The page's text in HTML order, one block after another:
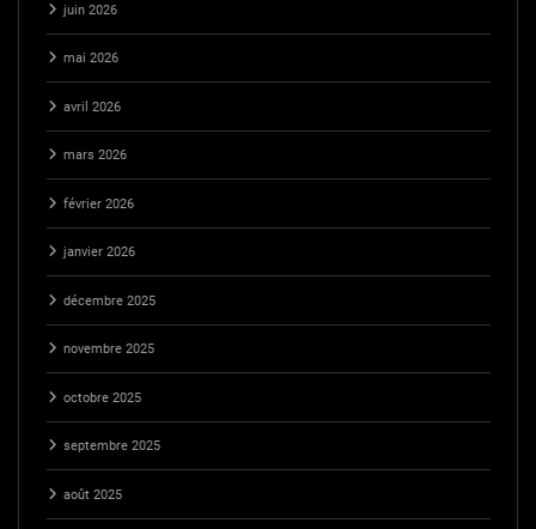
juin 2026
mai 2026
avril 2026
mars 2026
février 2026
janvier 2026
décembre 2025
novembre 2025
octobre 2025
septembre 2025
août 2025